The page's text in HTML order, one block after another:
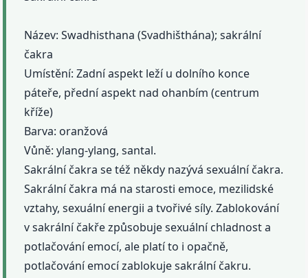
Název: Swadhisthana (Svadhišthána); sakrální
čakra
Umístění: Zadní aspekt leží u dolního konce
páteře, přední aspekt nad ohanbím (centrum
kříže)
Barva: oranžová
Vůně: ylang-ylang, santal.
Sakrální čakra se též někdy nazývá sexuální čakra.
Sakrální čakra má na starosti emoce, mezilidské
vztahy, sexuální energii a tvořivé síly. Zablokování
v sakrální čakře způsobuje sexuální chladnost a
potlačování emocí, ale platí to i opačně,
potlačování emocí zablokuje sakrální čakru.